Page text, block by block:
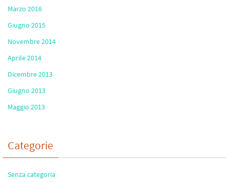
Marzo 2016
Giugno 2015
Novembre 2014
Aprile 2014
Dicembre 2013
Giugno 2013
Maggio 2013
Categorie
Senza categoria